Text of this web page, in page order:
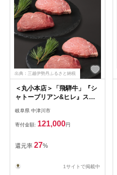
出典：三越伊勢丹ふるさと納税
＜丸小本店＞「飛騨牛」『シ
ャトーブリアン&ヒレ』ステ
岐阜県 中津川市
寄付金額: 121,000円
還元率 27%
1サイトで掲載中